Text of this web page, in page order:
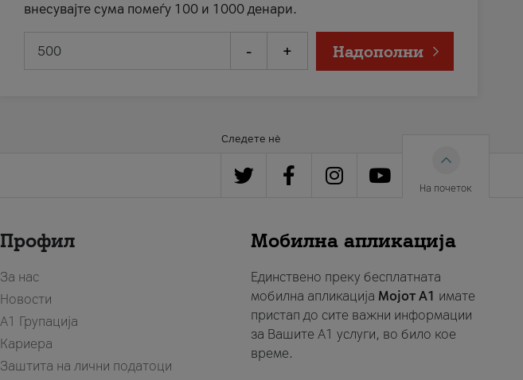
внесувајте сума помеѓу 100 и 1000 денари.
- + Надополни
Следете нè
На почеток
Профил
За нас
Новости
А1 Групација
Кариера
Заштита на лични податоци
Мобилна апликација
Единствено преку бесплатната
мобилна апликација Мојот A1 имате
пристап до сите важни информации
за Вашите A1 услуги, во било кое
време.